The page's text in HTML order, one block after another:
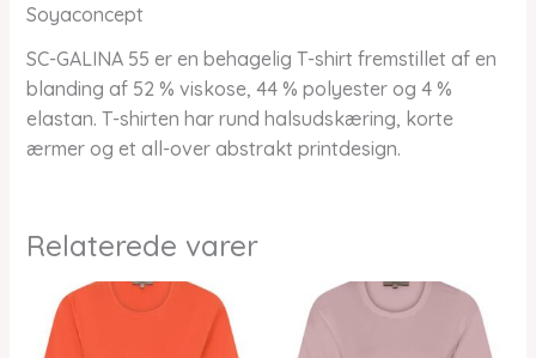
Soyaconcept
SC-GALINA 55 er en behagelig T-shirt fremstillet af en
blanding af 52 % viskose, 44 % polyester og 4 %
elastan. T-shirten har rund halsudskæring, korte
ærmer og et all-over abstrakt printdesign.
Relaterede varer